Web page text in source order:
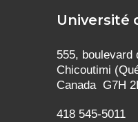
Université
555, boulevard
Chicoutimi
Canada G7H
418 545-5011